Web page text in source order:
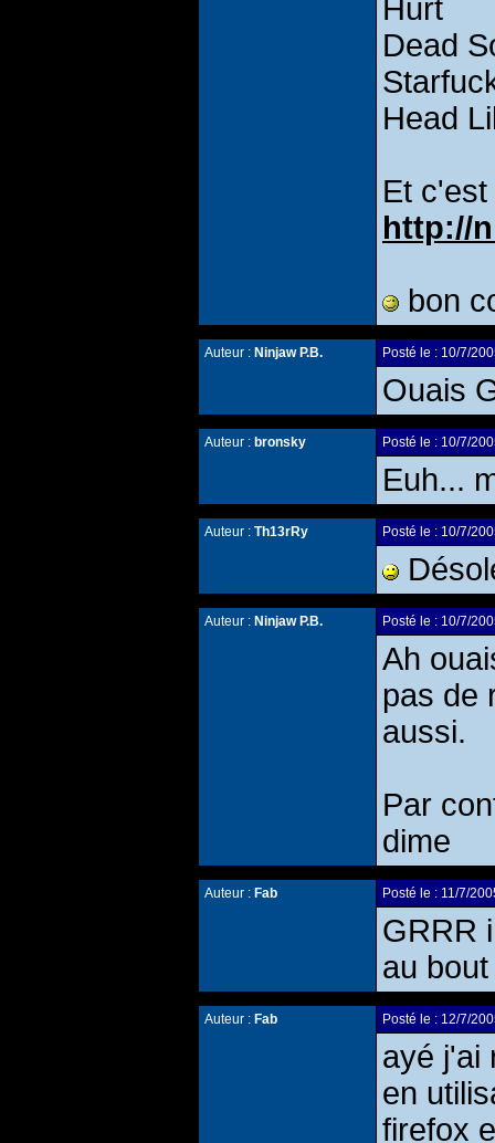
Hurt
Dead
Head
Et
http://
bon
Auteur : Ninjaw P.B. Posté le : 10/7/
Ouais
Auteur : bronsky Posté le : 10/7/
Euh...
Auteur : Th13rRy Posté le : 10/7/
Auteur : Ninjaw P.B. Posté le : 10/7/
Ah
pas de
aussi.
Par
dime
Auteur : Fab Posté le : 11/7/
GRRR
au
Auteur : Fab Posté le : 12/7/
ayé j'ai
en
firefox